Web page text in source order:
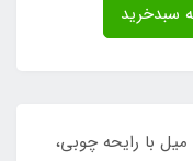
خرید ادکلن فراگرنس ورد سیلور وود ۸۰ میل با رایحه چوبی،